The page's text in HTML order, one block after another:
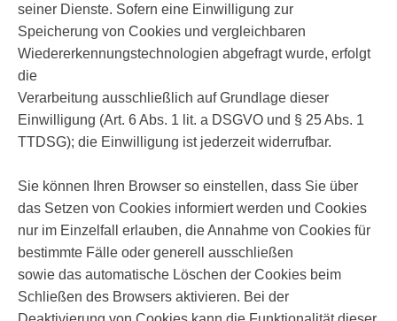
seiner Dienste. Sofern eine Einwilligung zur
Speicherung von Cookies und vergleichbaren
Wiedererkennungstechnologien abgefragt wurde, erfolgt
die
Verarbeitung ausschließlich auf Grundlage dieser
Einwilligung (Art. 6 Abs. 1 lit. a DSGVO und § 25 Abs. 1
TTDSG); die Einwilligung ist jederzeit widerrufbar.
Sie können Ihren Browser so einstellen, dass Sie über
das Setzen von Cookies informiert werden und Cookies
nur im Einzelfall erlauben, die Annahme von Cookies für
bestimmte Fälle oder generell ausschließen
sowie das automatische Löschen der Cookies beim
Schließen des Browsers aktivieren. Bei der